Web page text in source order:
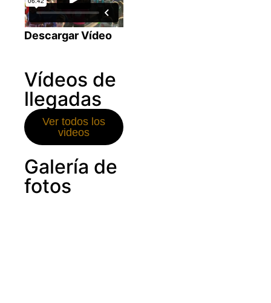
Descargar Vídeo
Vídeos de
llegadas
Ver todos los
videos
Galería de
fotos